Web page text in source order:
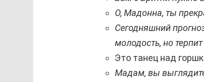
О, Мадонна, ты
Сегодняшний
молодость, но терпит
Это танец над
Мадам, вы